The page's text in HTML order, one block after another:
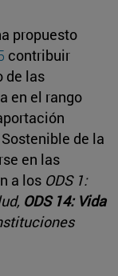
propuesto
contribuir
de las
en el rango
de la
en las
a los ODS 1:
ODS 14: Vida